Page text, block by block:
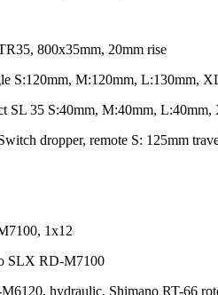
800x35mm, 20mm rise
S:120mm, M:120mm, L:130mm,
SL 35 S:40mm, M:40mm, L:40mm,
dropper, remote S: 125mm
1x12
SLX RD-M7100
hydraulic, Shimano RT-66